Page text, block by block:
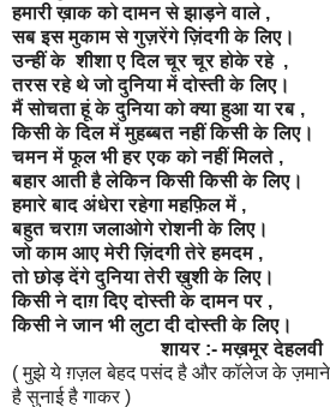
हमारी ख़ाक को दामन से झाड़ने वाले ,
सब इस मुकाम से गुज़रेंगे ज़िंदगी के लिए।
उन्हीं के शीशा ए दिल चूर चूर होके रहे ,
तरस रहे थे जो दुनिया में दोस्ती के लिए।
मैं सोचता हूं के दुनिया को क्या हुआ या रब ,
किसी के दिल में मुहब्बत नहीं किसी के लिए।
चमन में फूल भी हर एक को नहीं मिलते ,
बहार आती है लेकिन किसी किसी के लिए।
हमारे बाद अंधेरा रहेगा महफ़िल में ,
बहुत चराग़ जलाओगे रोशनी के लिए।
जो काम आए मेरी ज़िंदगी तेरे हमदम ,
तो छोड़ देंगे दुनिया तेरी ख़ुशी के लिए।
किसी ने दाग़ दिए दोस्ती के दामन पर ,
किसी ने जान भी लुटा दी दोस्ती के लिए।
शायर :- मख़मूर देहलवी
( मुझे ये ग़ज़ल बेहद पसंद है और कॉलेज के ज़माने
है सुनाई है गाकर )